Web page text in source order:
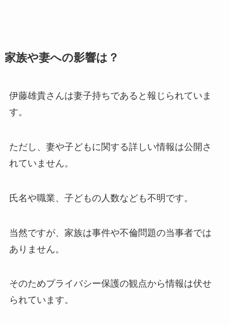
家族や妻への影響は？
伊藤雄貴さんは妻子持ちであると報じられていま
す。
ただし、妻や子どもに関する詳しい情報は公開さ
れていません。
氏名や職業、子どもの人数なども不明です。
当然ですが、家族は事件や不倫問題の当事者では
ありません。
そのためプライバシー保護の観点から情報は伏せ
られています。